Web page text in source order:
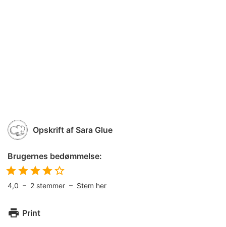
Opskrift af Sara Glue
Brugernes bedømmelse:
4,0 – 2 stemmer – Stem her
Print